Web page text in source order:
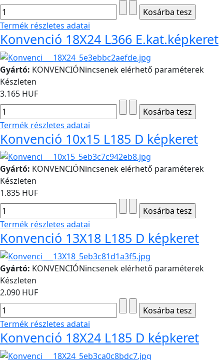
Termék részletes adatai
Konvenció 18X24 L366 E.kat.képkeret
Gyártó: KONVENCIÓNincsenek elérhető paraméterek
Készleten
3.165 HUF
Termék részletes adatai
Konvenció 10x15 L185 D képkeret
Gyártó: KONVENCIÓNincsenek elérhető paraméterek
Készleten
1.835 HUF
Termék részletes adatai
Konvenció 13X18 L185 D képkeret
Gyártó: KONVENCIÓNincsenek elérhető paraméterek
Készleten
2.090 HUF
Termék részletes adatai
Konvenció 18X24 L185 D képkeret